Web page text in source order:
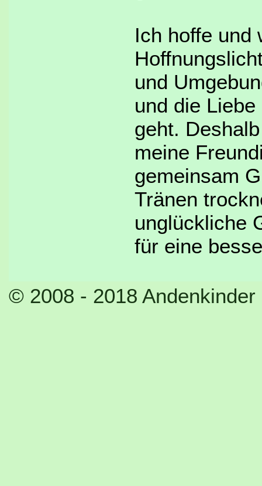
Ich hoffe und
und
und die
geht.
meine
gemeinsam
Tränen
unglückliche
für eine
© 2008 - 2018 Andenkinder